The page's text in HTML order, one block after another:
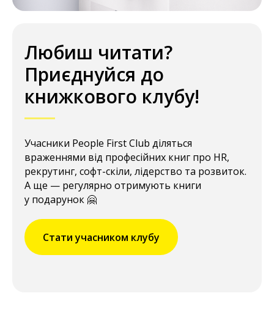
Любиш читати?
Приєднуйся до
книжкового клубу!
Учасники People First Club діляться
враженнями від професійних книг про HR,
рекрутинг, софт-скіли, лідерство та розвиток.
А ще — регулярно отримують книги
у подарунок 🤗
Стати учасником клубу